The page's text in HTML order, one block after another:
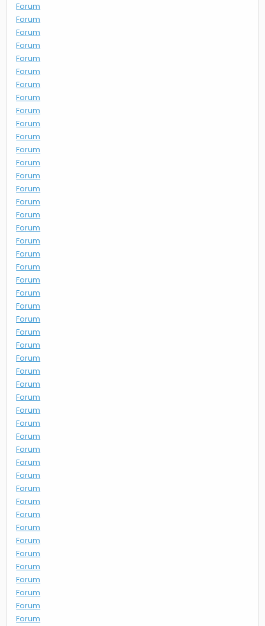
Forum
Forum
Forum
Forum
Forum
Forum
Forum
Forum
Forum
Forum
Forum
Forum
Forum
Forum
Forum
Forum
Forum
Forum
Forum
Forum
Forum
Forum
Forum
Forum
Forum
Forum
Forum
Forum
Forum
Forum
Forum
Forum
Forum
Forum
Forum
Forum
Forum
Forum
Forum
Forum
Forum
Forum
Forum
Forum
Forum
Forum
Forum
Forum